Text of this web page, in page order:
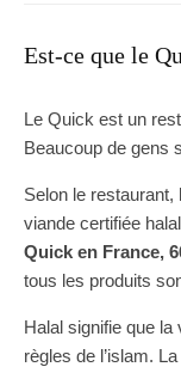
Est-ce que le
Le Quick est un
Beaucoup de gens
Selon le restaurant,
viande certifiée
Quick en France,
tous les produits
Halal signifie que
règles de l’islam.